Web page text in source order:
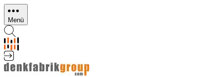
Direkt
zum
Inhalt
Menü